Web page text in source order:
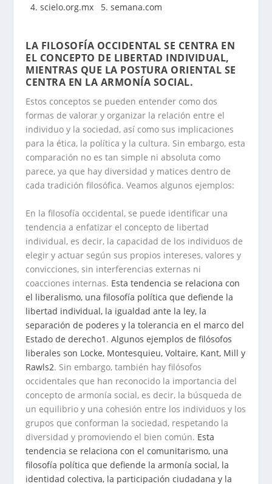
4. scielo.org.mx 5. semana.com
LA FILOSOFÍA OCCIDENTAL SE CENTRA EN
EL CONCEPTO DE LIBERTAD INDIVIDUAL,
MIENTRAS QUE LA POSTURA ORIENTAL SE
CENTRA EN LA ARMONÍA SOCIAL.
Estos conceptos se pueden entender como dos
formas de valorar y organizar la relación entre el
individuo y la sociedad, así como sus implicaciones
para la ética, la política y la cultura. Sin embargo, esta
comparación no es tan simple ni absoluta como
parece, ya que hay diversidad y matices dentro de
cada tradición filosófica. Veamos algunos ejemplos:
En la filosofía occidental, se puede identificar una
tendencia a enfatizar el concepto de libertad
individual, es decir, la capacidad de los individuos de
elegir y actuar según sus propios intereses, valores y
convicciones, sin interferencias externas ni
coacciones internas. Esta tendencia se relaciona con
el liberalismo, una filosofía política que defiende la
libertad individual, la igualdad ante la ley, la
separación de poderes y la tolerancia en el marco del
Estado de derecho1 .Algunos ejemplos de filósofos
liberales son Locke, Montesquieu, Voltaire, Kant, Mill y
Rawls2. Sin embargo, también hay filósofos
occidentales que han reconocido la importancia del
concepto de armonía social, es decir, la búsqueda de
un equilibrio y una cohesión entre los individuos y los
grupos que conforman la sociedad, respetando la
diversidad y promoviendo el bien común. Esta
tendencia se relaciona con el comunitarismo, una
filosofía política que defiende la armonía social, la
identidad colectiva, la participación ciudadana y la